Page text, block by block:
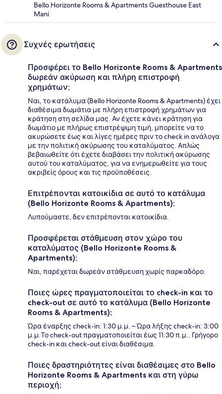
Bello Horizonte Rooms & Apartments Guesthouse East
Mani
Συχνές ερωτήσεις
Προσφέρει το Bello Horizonte Rooms & Apartments
δωρεάν ακύρωση και πλήρη επιστροφή
χρημάτων;
Ναι, το κατάλυμα (Bello Horizonte Rooms & Apartments) έχει
διαθέσιμα δωμάτια με πλήρη επιστροφή χρημάτων για
κράτηση στη σελίδα μας. Αν έχετε κάνει κράτηση για
δωμάτιο με πλήρως επιστρέψιμη τιμή, μπορείτε να το
ακυρώσετε έως και λίγες ημέρες πριν το check in ανάλογα
με την πολιτική ακύρωσης του καταλύματος. Απλώς
βεβαιωθείτε ότι έχετε διαβάσει την πολιτική ακύρωσης
αυτού του καταλύματος, για να ενημερωθείτε για τους
ακριβείς όρους και τις προϋποθέσεις.
Επιτρέπονται κατοικίδια σε αυτό το κατάλυμα
(Bello Horizonte Rooms & Apartments);
Λυπούμαστε, δεν επιτρέπονται κατοικίδια.
Προσφέρεται στάθμευση στον χώρο του
καταλύματος (Bello Horizonte Rooms &
Apartments);
Ναι, παρέχεται δωρεάν στάθμευση χωρίς παρκαδόρο.
Ποιες ώρες πραγματοποιείται το check-in και το
check-out σε αυτό το κατάλυμα (Bello Horizonte
Rooms & Apartments);
Ώρα έναρξης check-in: 1:30 μ.μ. – Ώρα λήξης check-in: 3:00
μ.μ.Το check-out πραγματοποιείται έως 11:30 π.μ.. Γρήγορο
check-in και check-out είναι διαθέσιμα.
Ποιες δραστηριότητες είναι διαθέσιμες στο Bello
Horizonte Rooms & Apartments και στη γύρω
περιοχή;